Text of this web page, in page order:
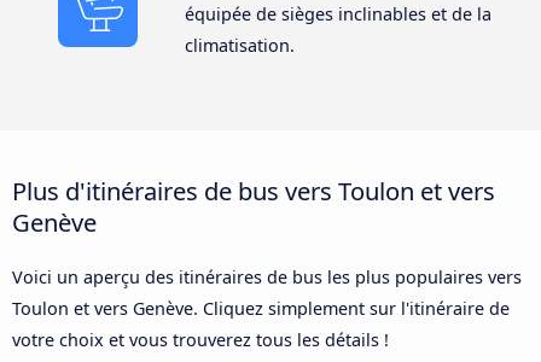
équipée de sièges inclinables et de la
climatisation.
Plus d'itinéraires de bus vers Toulon et vers
Genève
Voici un aperçu des itinéraires de bus les plus populaires vers
Toulon et vers Genève. Cliquez simplement sur l'itinéraire de
votre choix et vous trouverez tous les détails !